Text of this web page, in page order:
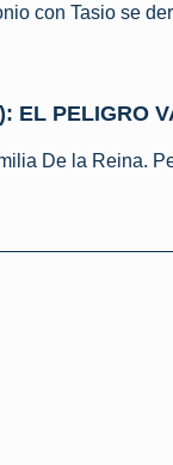
con Tasio se
EL PELIGRO
De la Reina.